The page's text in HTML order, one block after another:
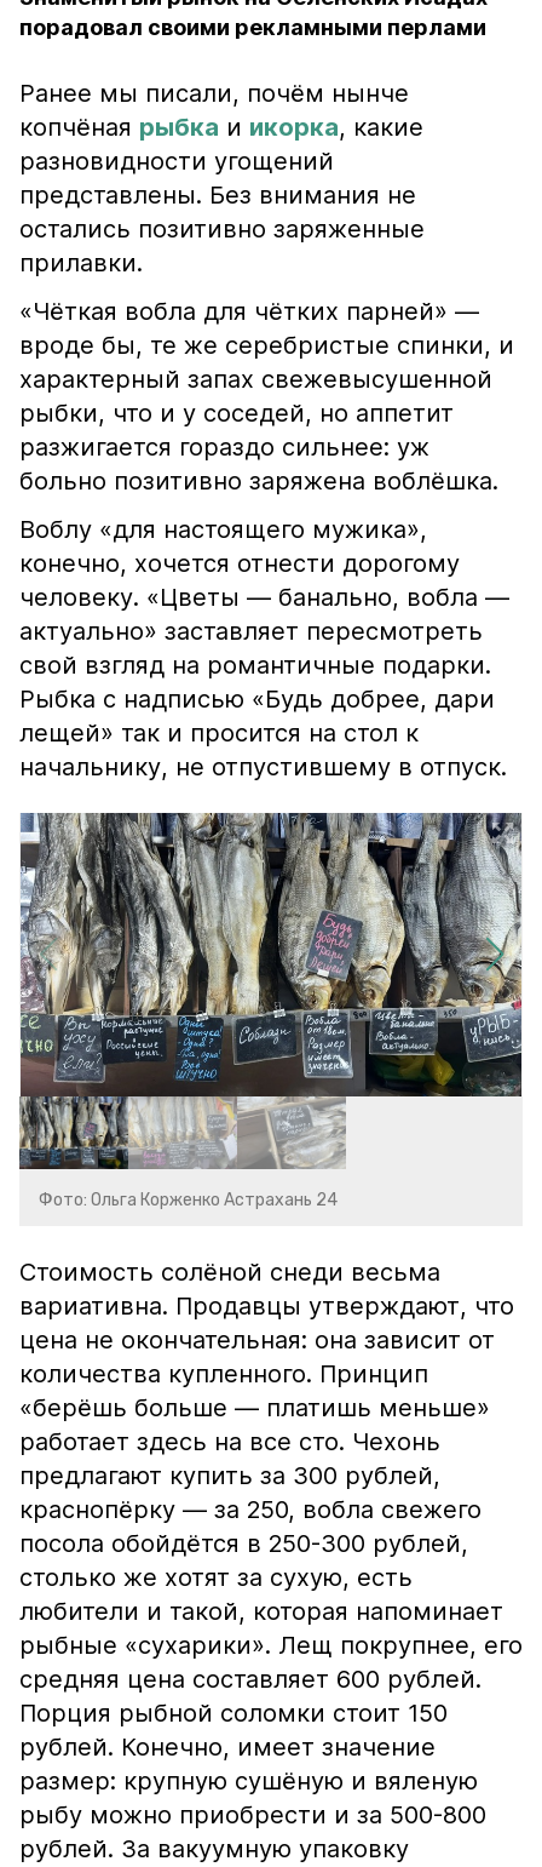
порадовал своими рекламными перлами
Ранее мы писали, почём нынче
копчёная рыбка и икорка, какие
разновидности угощений
представлены. Без внимания не
остались позитивно заряженные
прилавки.
«Чёткая вобла для чётких парней» —
вроде бы, те же серебристые спинки, и
характерный запах свежевысушенной
рыбки, что и у соседей, но аппетит
разжигается гораздо сильнее: уж
больно позитивно заряжена воблёшка.
Воблу «для настоящего мужика»,
конечно, хочется отнести дорогому
человеку. «Цветы — банально, вобла —
актуально» заставляет пересмотреть
свой взгляд на романтичные подарки.
Рыбка с надписью «Будь добрее, дари
лещей» так и просится на стол к
начальнику, не отпустившему в отпуск.
Фото: Ольга Корженко Астрахань 24
Стоимость солёной снеди весьма
вариативна. Продавцы утверждают, что
цена не окончательная: она зависит от
количества купленного. Принцип
«берёшь больше — платишь меньше»
работает здесь на все сто. Чехонь
предлагают купить за 300 рублей,
краснопёрку — за 250, вобла свежего
посола обойдётся в 250-300 рублей,
столько же хотят за сухую, есть
любители и такой, которая напоминает
рыбные «сухарики». Лещ покрупнее, его
средняя цена составляет 600 рублей.
Порция рыбной соломки стоит 150
рублей. Конечно, имеет значение
размер: крупную сушёную и вяленую
рыбу можно приобрести и за 500-800
рублей. За вакуумную упаковку